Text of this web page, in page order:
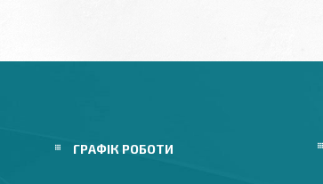
ГРАФІК РОБОТИ